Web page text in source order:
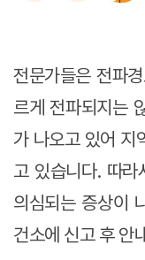
전문가들은 전파
르게 전파되지는
가 나오고 있어 지
고 있습니다. 따라
의심되는 증상이
건소에 신고 후 안